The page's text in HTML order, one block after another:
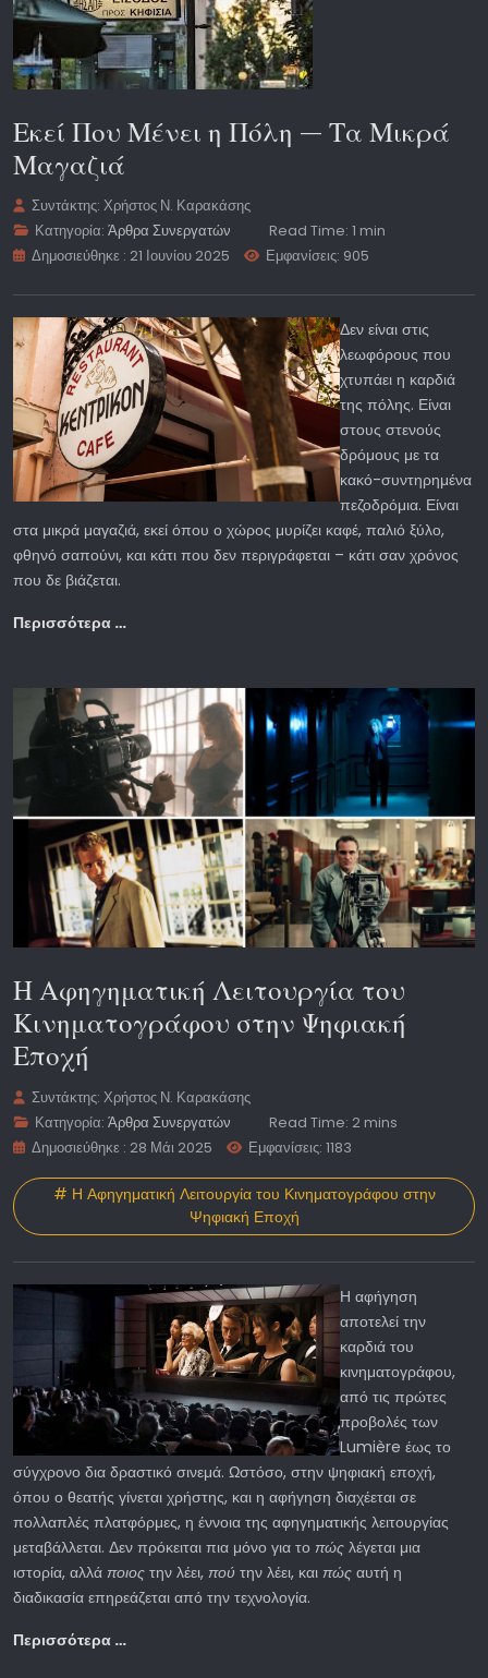
Εκεί Που Μένει η Πόλη — Τα Μικρά
Μαγαζιά
Συντάκτης:Χρήστος Ν. Καρακάσης
Κατηγορία:Άρθρα Συνεργατών
Read Time: 1 min
Δημοσιεύθηκε : 21 Ιουνίου 2025
Εμφανίσεις: 905
Δεν είναι στις
λεωφόρους που
χτυπάει η καρδιά
της πόλης. Είναι
στους στενούς
δρόμους με τα
κακό-συντηρημένα
πεζοδρόμια. Είναι
στα μικρά μαγαζιά, εκεί όπου ο χώρος μυρίζει καφέ, παλιό ξύλο,
φθηνό σαπούνι, και κάτι που δεν περιγράφεται – κάτι σαν χρόνος
που δε βιάζεται.
Περισσότερα …
Η Αφηγηματική Λειτουργία του
Κινηματογράφου στην Ψηφιακή
Εποχή
Συντάκτης:Χρήστος Ν. Καρακάσης
Κατηγορία:Άρθρα Συνεργατών
Read Time: 2 mins
Δημοσιεύθηκε : 28 Μάι 2025
Εμφανίσεις: 1183
# Η Αφηγηματική Λειτουργία του Κινηματογράφου στην
Ψηφιακή Εποχή
Η αφήγηση
αποτελεί την
καρδιά του
κινηματογράφου,
από τις πρώτες
προβολές των
Lumière έως το
σύγχρονο δια δραστικό σινεμά. Ωστόσο, στην ψηφιακή εποχή,
όπου ο θεατής γίνεται χρήστης, και η αφήγηση διαχέεται σε
πολλαπλές πλατφόρμες, η έννοια της αφηγηματικής λειτουργίας
μεταβάλλεται. Δεν πρόκειται πια μόνο για το πώς λέγεται μια
ιστορία, αλλά ποιος την λέει, πού την λέει, και πώς αυτή η
διαδικασία επηρεάζεται από την τεχνολογία.
Περισσότερα …